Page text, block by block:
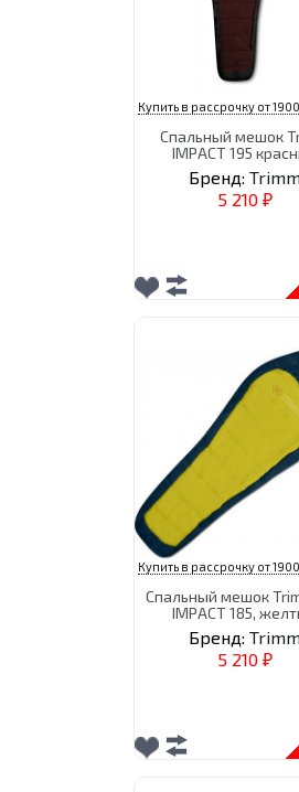
Купить в рассрочку от
Спальный мешок
IMPACT 195
Бренд:
5 210 ₽
Купить в рассрочку от
Спальный мешок
IMPACT 185,
Бренд:
5 210 ₽